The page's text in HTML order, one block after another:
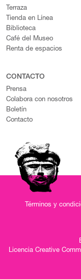
Terraza
Tienda en Línea
Biblioteca
Café del Museo
Renta de espacios
CONTACTO
Prensa
Colabora con nosotros
Boletín
Contacto
Términos y
Licencia Creative